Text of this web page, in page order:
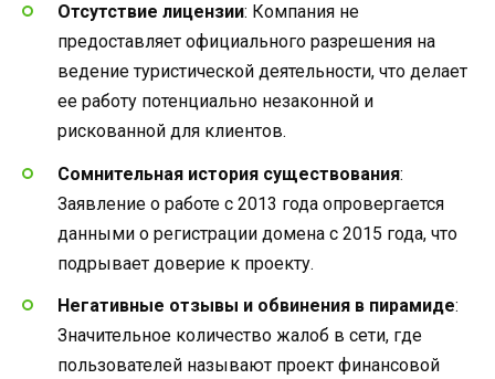
Отсутствие лицензии: Компания не
предоставляет официального разрешения на
ведение туристической деятельности, что делает
ее работу потенциально незаконной и
рискованной для клиентов.
Сомнительная история существования:
Заявление о работе с 2013 года опровергается
данными о регистрации домена с 2015 года, что
подрывает доверие к проекту.
Негативные отзывы и обвинения в пирамиде:
Значительное количество жалоб в сети, где
пользователей называют проект финансовой